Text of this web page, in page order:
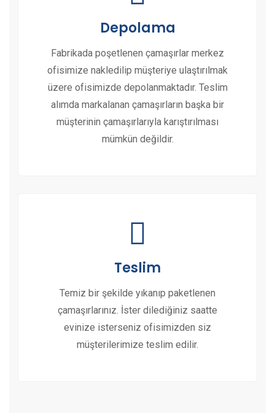
Depolama
Fabrikada poşetlenen çamaşırlar merkez
ofisimize nakledilip müşteriye ulaştırılmak
üzere ofisimizde depolanmaktadır. Teslim
alımda markalanan çamaşırların başka bir
müşterinin çamaşırlarıyla karıştırılması
mümkün değildir.
Teslim
Temiz bir şekilde yıkanıp paketlenen
çamaşırlarınız. İster dilediğiniz saatte
evinize isterseniz ofisimizden siz
müşterilerimize teslim edilir.